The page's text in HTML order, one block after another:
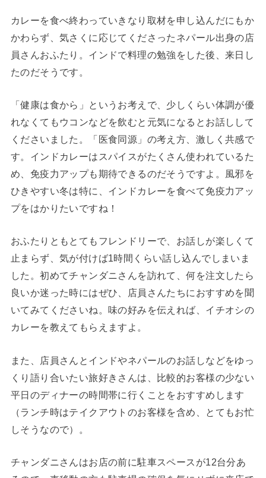
カレーを食べ終わっていきなり取材を申し込んだにもか
かわらず、気さくに応じてくださったネパール出身の店
員さんおふたり。インドで料理の勉強をした後、来日し
たのだそうです。
「健康は食から」というお考えで、少しくらい体調が優
れなくてもウコンなどを飲むと元気になるとお話しして
くださいました。「医食同源」の考え方、激しく共感で
す。インドカレーはスパイスがたくさん使われているた
め、免疫力アップも期待できるのだそうですよ。風邪を
ひきやすい冬は特に、インドカレーを食べて免疫力アッ
プをはかりたいですね！
おふたりともとてもフレンドリーで、お話しが楽しくて
止まらず、気が付けば1時間くらい話し込んでしまいま
した。初めてチャンダニさんを訪れて、何を注文したら
良いか迷った時にはぜひ、店員さんたちにおすすめを聞
いてみてくださいね。味の好みを伝えれば、イチオシの
カレーを教えてもらえますよ。
また、店員さんとインドやネパールのお話しなどをゆっ
くり語り合いたい旅好きさんは、比較的お客様の少ない
平日のディナーの時間帯に行くことをおすすめします
（ランチ時はテイクアウトのお客様を含め、とてもお忙
しそうなので）。
チャンダニさんはお店の前に駐車スペースが12台分あ